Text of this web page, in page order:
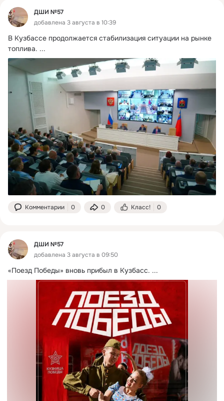
ДШИ №57
добавлена 3 августа в 10:39
В Кузбассе продолжается стабилизация ситуации на рынке
топлива. ...
Комментарии 0 0 Класс! 0
ДШИ №57
добавлена 3 августа в 09:50
«Поезд Победы» вновь прибыл в Кузбасс. ...